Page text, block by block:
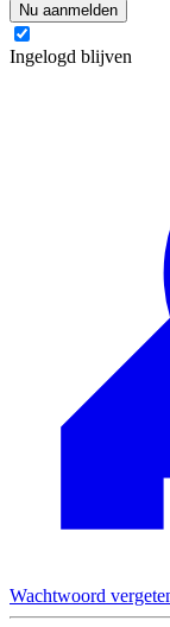
Nu aanmelden
Ingelogd blijven
Wachtwoord